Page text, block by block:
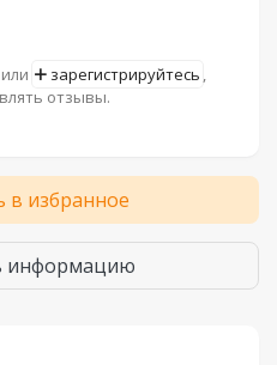
или зарегистрируйтесь ,
отзывы.
в избранное
информацию